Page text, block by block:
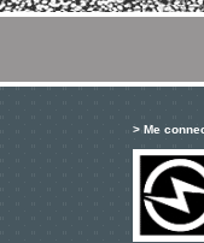
> Me